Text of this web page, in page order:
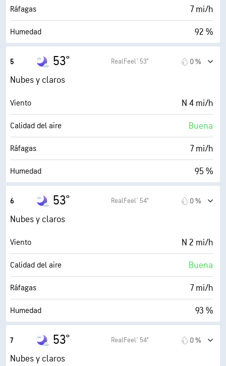
Techo de nubes 30000 ft
Ráfagas 7 mi/h
Humedad 92 %
Punto de rocío
AccuLumen Brightness Index™
Nubosidad 44 %
Visibilidad 10 mi
Techo de nubes 30000 ft
5 53° RealFeel® 53° 0 %
Nubes y claros
Viento N 4 mi/h
Calidad del aire Buena
Ráfagas 7 mi/h
Humedad 95 %
Punto de rocío
AccuLumen Brightness Index™
Nubosidad 52 %
Visibilidad 10 mi
Techo de nubes 30000 ft
6 53° RealFeel® 54° 0 %
Nubes y claros
Viento N 2 mi/h
Calidad del aire Buena
Ráfagas 7 mi/h
Humedad 93 %
Punto de rocío
AccuLumen Brightness Index™
7 53° RealFeel® 54° 0 %
Nubes y claros